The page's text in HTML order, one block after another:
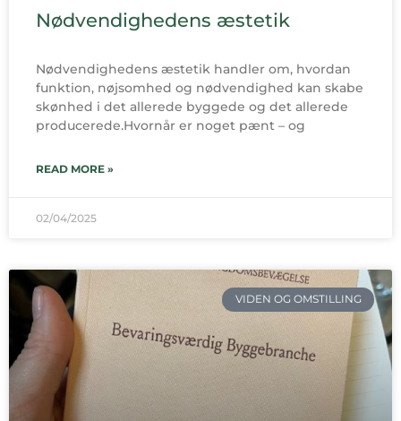
Nødvendighedens æstetik
Nødvendighedens æstetik handler om, hvordan
funktion, nøjsomhed og nødvendighed kan skabe
skønhed i det allerede byggede og det allerede
producerede.Hvornår er noget pænt – og
READ MORE »
02/04/2025
VIDEN OG OMSTILLING